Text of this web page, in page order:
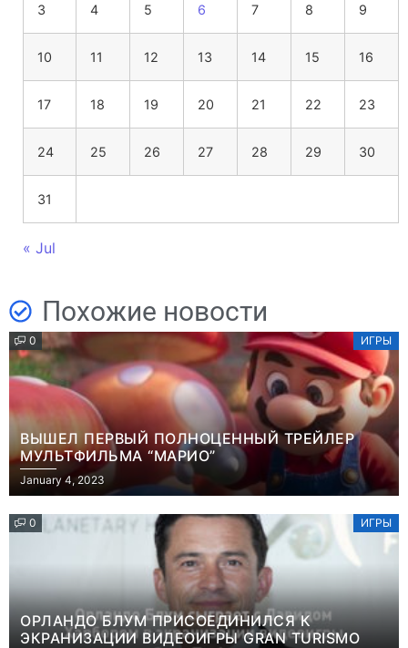
3 4 5 6 7 8 9
10 11 12 13 14 15 16
17 18 19 20 21 22 23
24 25 26 27 28 29 30
31
« Jul
Похожие новости
0 ИГРЫ
ВЫШЕЛ ПЕРВЫЙ ПОЛНОЦЕННЫЙ ТРЕЙЛЕР
МУЛЬТФИЛЬМА “МАРИО”
January 4, 2023
0 ИГРЫ
ОРЛАНДО БЛУМ ПРИСОЕДИНИЛСЯ К
ЭКРАНИЗАЦИИ ВИДЕОИГРЫ GRAN TURISMO